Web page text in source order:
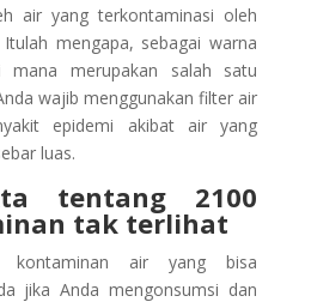
air yang terkontaminasi oleh
mengapa, sebagai warna
mana merupakan salah satu
wajib menggunakan filter air
epidemi akibat air yang
luas.
tentang 2100
tak terlihat
kontaminan air yang bisa
jika Anda mengonsumsi dan